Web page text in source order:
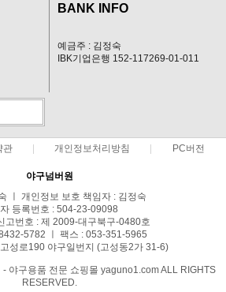
BANK INFO
예금주 : 김정숙
IBK기업은행 152-117269-01-011
관 개인정보처리방침 PC버전
야구넘버원
ㅣ 개인정보 보호 책임자 : 김정숙
등록번호 : 504-23-09098
고번호 : 제 2009-대구북구-0480호
5782 ㅣ 팩스 : 053-351-5965
성로190 야구일번지 (고성동2가 31-6)
야구용품 전문 쇼핑몰 yaguno1.com ALL RIGHTS
RESERVED.